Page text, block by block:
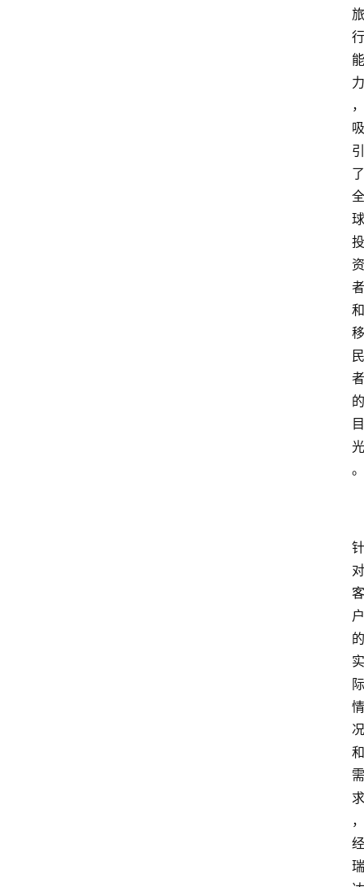
旅
行
能
力
，
吸
引
了
全
球
投
资
者
和
移
民
者
的
目
光
。
针
对
客
户
的
实
际
情
况
和
需
求
，
经
瑞